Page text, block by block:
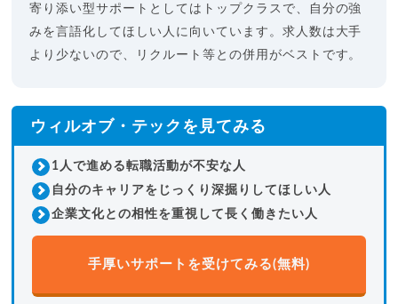
寄り添い型サポートとしてはトップクラスで、自分の強
みを言語化してほしい人に向いています。求人数は大手
より少ないので、リクルート等との併用がベストです。
ウィルオブ・テックを見てみる
1人で進める転職活動が不安な人
自分のキャリアをじっくり深掘りしてほしい人
企業文化との相性を重視して長く働きたい人
手厚いサポートを受けてみる(無料)